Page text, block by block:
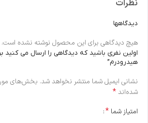
نظرات
دیدگاهها
هیچ دیدگاهی برای این محصول نوشته نشده است.
اولین نفری باشید که دیدگاهی را ارسال می کنید
هیدرودرم”
نشانی ایمیل شما منتشر نخواهد شد. بخش‌های
شده‌اند*
امتیاز شما *